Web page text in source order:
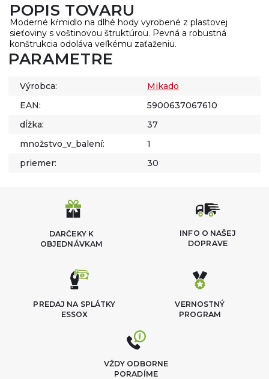
POPIS TOVARU
Moderné kŕmidlo na dlhé hody vyrobené z plastovej
sieťoviny s voštinovou štruktúrou. Pevná a robustná
konštrukcia odoláva veľkému zaťaženiu.
PARAMETRE
Výrobca:
Mikado
EAN:
5900637067610
dĺžka:
37
množstvo_v_balení:
1
priemer:
30
DARČEKY K
OBJEDNÁVKAM
INFO O NAŠEJ
DOPRAVE
VERNOSTNÝ
PROGRAM
PREDAJ NA SPLÁTKY
ESSOX
VŽDY ODBORNE
PORADÍME